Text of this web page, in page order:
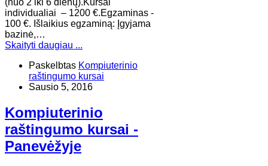
(nuo 2 iki 6 dienų).Kursai
individualiai – 1200 €.Egzaminas -
100 €. Išlaikius egzaminą: Įgyjama
bazinė,…
Skaityti daugiau ...
Paskelbtas Kompiuterinio
raštingumo kursai
Sausio 5, 2016
Kompiuterinio
raštingumo kursai -
Panevėžyje